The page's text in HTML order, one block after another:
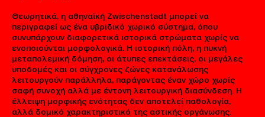
Θεωρητικά, η αθηναϊκή Zwischenstadt μπορεί να
περιγραφεί ως ένα υβριδικό χωρικό σύστημα, όπου
συνυπάρχουν διαφορετικά ιστορικά στρώματα χωρίς να
ενοποιούνται μορφολογικά. Η ιστορική πόλη, η πυκνή
μεταπολεμική δόμηση, οι άτυπες επεκτάσεις, οι μεγάλες
υποδομές και οι σύγχρονες ζώνες κατανάλωσης
λειτουργούν παράλληλα, παράγοντας έναν χώρο χωρίς
σαφή συνοχή αλλά με έντονη λειτουργική διασύνδεση. Η
έλλειψη μορφικής ενότητας δεν αποτελεί παθολογία,
αλλά δομικό χαρακτηριστικό της αστικής οργάνωσης.